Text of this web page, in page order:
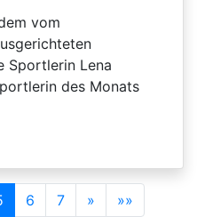
vom
Sportlerin Lena
des Monats
6 7 » »»